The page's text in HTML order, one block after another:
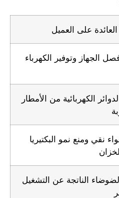
العائدة على العميل
الجهاز وتوفير الكهرباء
الكهربائية من الأمطار
نقي ومنع نمو البكتيريا
الناتجة عن التشغيل